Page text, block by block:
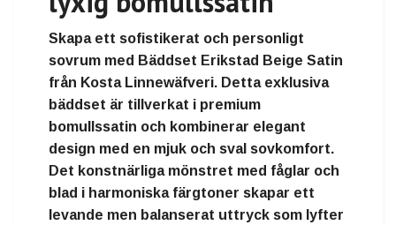
Skapa ett sofistikerat och personligt
sovrum med Bäddset Erikstad Beige Satin
från Kosta Linnewäfveri. Detta exklusiva
bäddset är tillverkat i premium
bomullssatin och kombinerar elegant
design med en mjuk och sval sovkomfort.
Det konstnärliga mönstret med fåglar och
blad i harmoniska färgtoner skapar ett
levande men balanserat uttryck som lyfter